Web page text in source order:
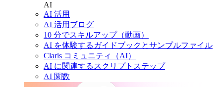
AI
AI 活用
AI 活用ブログ
10 分でスキルアップ（動画）
AI を体験するガイドブックとサンプルファイル
Claris コミュニティ（AI）
AI に関連するスクリプトステップ
AI 関数